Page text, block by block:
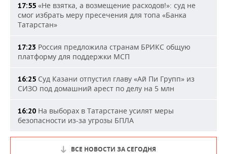
17:55 «Не взятка, а возмещение расходов!»: суд не
смог избрать меру пресечения для топа «Банка
Татарстан»
17:23 Россия предложила странам БРИКС общую
платформу для поддержки МСП
16:25 Суд Казани отпустил главу «Ай Пи Групп» из
СИЗО под домашний арест по делу на 5 млн
16:20 На выборах в Татарстане усилят меры
безопасности из-за угрозы БПЛА
ВСЕ НОВОСТИ ЗА СЕГОДНЯ